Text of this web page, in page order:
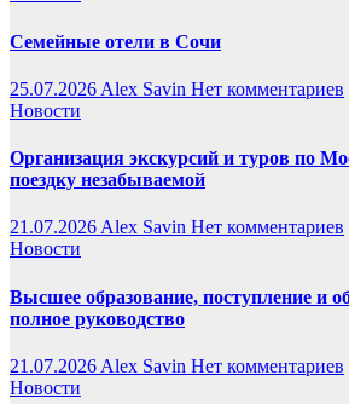
Семейные отели в Сочи
25.07.2026 Alex Savin Нет комментариев
Новости
Организация экскурсий и туров по
поездку незабываемой
21.07.2026 Alex Savin Нет комментариев
Новости
Высшее образование, поступление и
полное руководство
21.07.2026 Alex Savin Нет комментариев
Новости